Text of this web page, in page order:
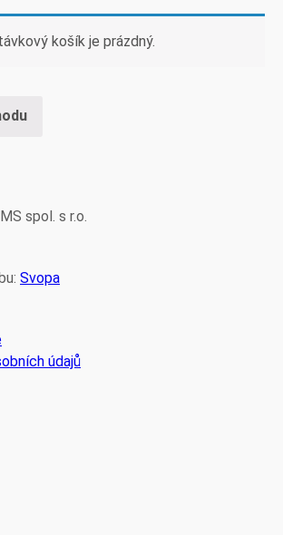
košík je prázdný.
spol. s r.o.
Svopa
údajů